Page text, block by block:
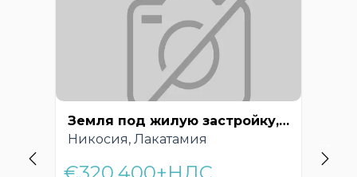
Земля под жилую застройку, Лакатамиа, Никосия, Кипр – FC-62695
Никосия, Лакатамия